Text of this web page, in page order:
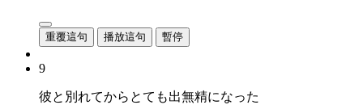
重覆這句 播放這句 暫停
9
彼と別れてからとても出無精になった